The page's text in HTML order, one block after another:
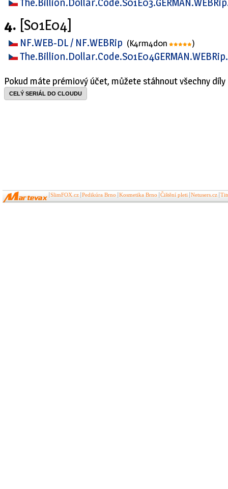
4. [S01E04]
NF.WEB-DL / NF.WEBRip (K4rm4d0n )
Pokud máte prémiový účet, můžete stáhnout všechny díly
CELÝ SERIÁL DO CLOUDU
SlimFOX.cz Pedikúra Brno Kosmetika Brno Čištění pleti Netusers.cz